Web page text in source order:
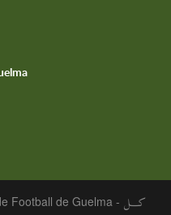
Football de Guelma - كـــل